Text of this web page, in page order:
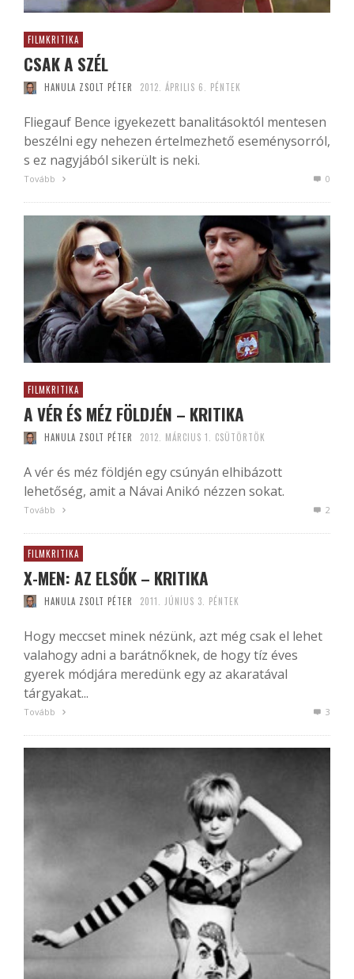
FILMKRITIKA
CSAK A SZÉL
HANULA ZSOLT PÉTER 2012. ÁPRILIS 6. PÉNTEK
Fliegauf Bence igyekezett banalitásoktól mentesen
beszélni egy nehezen értelmezhető eseménysorról,
s ez nagyjából sikerült is neki.
Tovább 0
FILMKRITIKA
A VÉR ÉS MÉZ FÖLDJÉN – KRITIKA
HANULA ZSOLT PÉTER 2012. MÁRCIUS 1. CSÜTÖRTÖK
A vér és méz földjén egy csúnyán elhibázott
lehetőség, amit a Návai Anikó nézzen sokat.
Tovább 2
FILMKRITIKA
X-MEN: AZ ELSŐK – KRITIKA
HANULA ZSOLT PÉTER 2011. JÚNIUS 3. PÉNTEK
Hogy meccset minek nézünk, azt még csak el lehet
valahogy adni a barátnőknek, de hogy tíz éves
gyerek módjára meredünk egy az akaratával
tárgyakat...
Tovább 3